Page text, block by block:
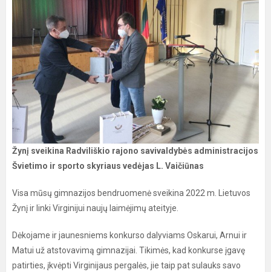
Žynį sveikina Radviliškio rajono savivaldybės administracijos
Švietimo ir sporto skyriaus vedėjas L. Vaičiūnas
Visa mūsų gimnazijos bendruomenėsveikina 2022 m. Lietuvos
Žynį ir linki Virginijui naujų laimėjimų ateityje.
Dėkojame ir jaunesniems konkurso dalyviams Oskarui, Arnui ir
Matui už atstovavimą gimnazijai. Tikimės, kad konkurse įgavę
patirties, įkvėpti Virginijaus pergalės, jie taip pat sulauks savo